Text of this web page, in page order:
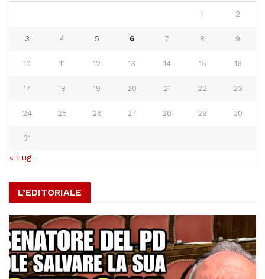
1 2
3 4 5 6 7 8 9
10 11 12 13 14 15 16
17 18 19 20 21 22 23
24 25 26 27 28 29 30
31
« Lug
L’EDITORIALE